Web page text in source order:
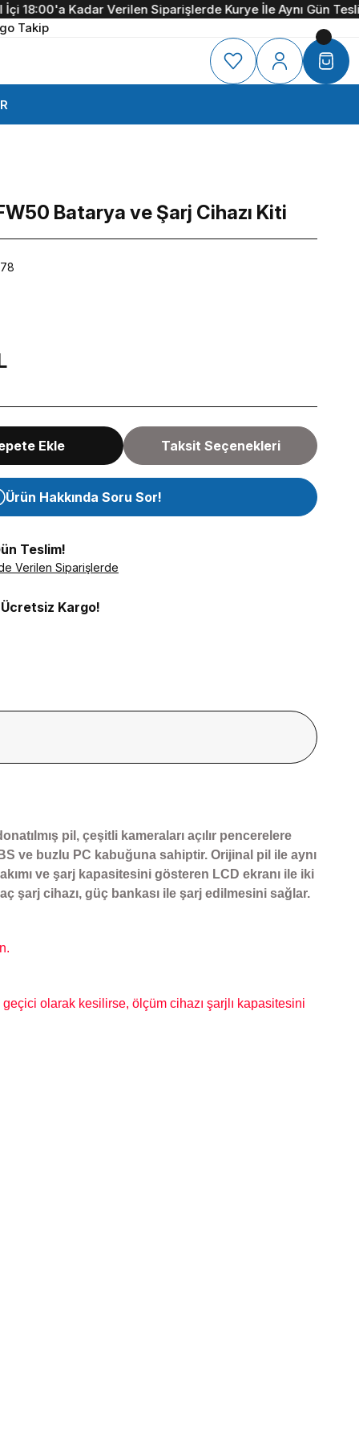
Kadar Verilen Siparişlerde Kurye İle Aynı Gün Teslimat
Takip
Batarya ve Şarj Cihazı Kiti
Ekle Taksit Seçenekleri
Ürün Hakkında Soru Sor!
Teslim!
Verilen Siparişlerde
Kargo!
pil, çeşitli kameraları açılır pencerelere
ve buzlu PC kabuğuna sahiptir. Orijinal pil ile aynı
ve şarj kapasitesini gösteren LCD ekranı ile iki
şarj cihazı, güç bankası ile şarj edilmesini sağlar.
olarak kesilirse, ölçüm cihazı şarjlı kapasitesini